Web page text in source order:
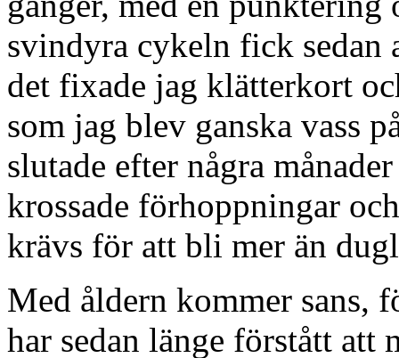
svindyra cykeln fick sedan
det fixade jag klätterkort
som jag blev ganska vass
slutade efter några
krossade förhoppningar
krävs för att bli mer än
Med åldern kommer sans,
har sedan länge förstått